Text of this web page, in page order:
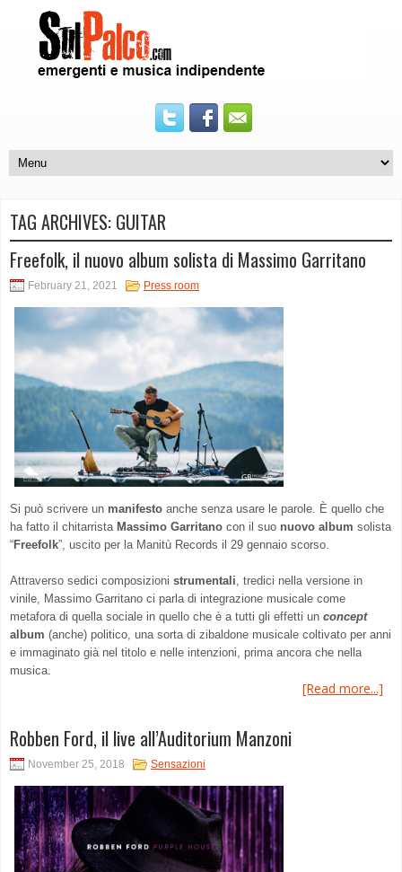
TAG ARCHIVES: GUITAR
Freefolk, il nuovo album solista di Massimo Garritano
February 21, 2021 Press room
Si può scrivere un manifesto anche senza usare le parole. È quello che
ha fatto il chitarrista Massimo Garritano con il suo nuovo album solista
“Freefolk”, uscito per la Manitù Records il 29 gennaio scorso.
Attraverso sedici composizioni strumentali , tredici nella versione in
vinile, Massimo Garritano ci parla di integrazione musicale come
metafora di quella sociale in quello che è a tutti gli effetti un concept
album (anche) politico, una sorta di zibaldone musicale coltivato per anni
e immaginato già nel titolo e nelle intenzioni, prima ancora che nella
musica.
[Read more...]
Robben Ford, il live all’Auditorium Manzoni
November 25, 2018 Sensazioni